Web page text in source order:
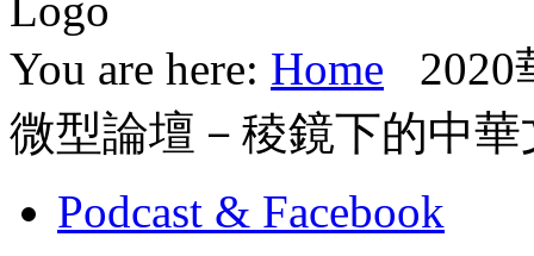
You are here: Home
微型論壇－稜鏡下的中
Podcast & Facebook